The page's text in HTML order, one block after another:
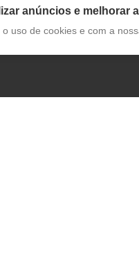
anúncios e melhorar
uso de cookies e com a